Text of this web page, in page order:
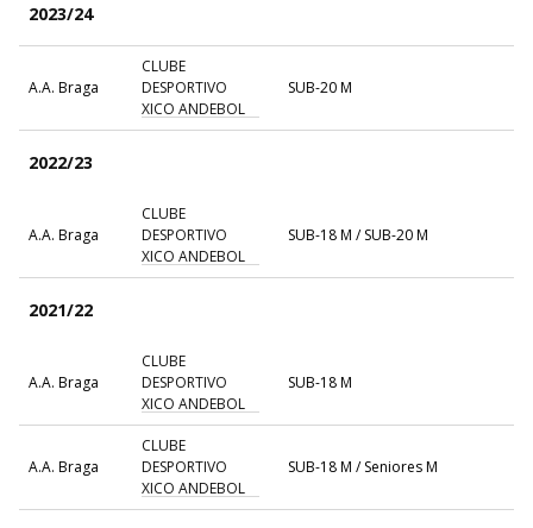
2023/24
A.A. Braga
CLUBE
DESPORTIVO
XICO ANDEBOL
SUB-20 M
2022/23
A.A. Braga
CLUBE
DESPORTIVO
XICO ANDEBOL
SUB-18 M / SUB-20 M
2021/22
A.A. Braga
CLUBE
DESPORTIVO
XICO ANDEBOL
SUB-18 M
A.A. Braga
CLUBE
DESPORTIVO
XICO ANDEBOL
SUB-18 M / Seniores M